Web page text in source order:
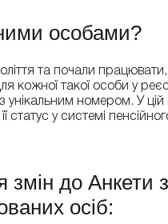
особами?
та почали
кожної такої особи у
унікальним номером. У цій
статус у системі
до Анкети
осіб: